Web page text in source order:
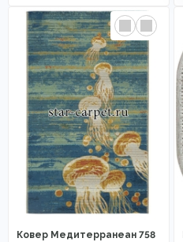
Ковер Медитерранеан 758